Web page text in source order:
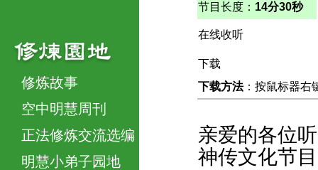
修炼故事
空中明慧周刊
正法修炼交流选编
明慧小弟子园地
节目长度： 14分30秒
在线收听
下载
下载方法：按鼠标器右
亲爱的各位
神传文化节